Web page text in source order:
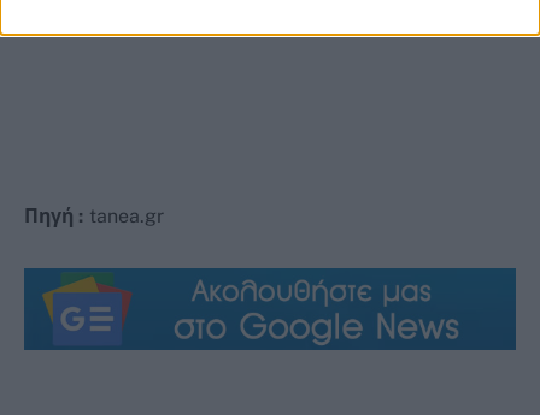
Πηγή : tanea.gr